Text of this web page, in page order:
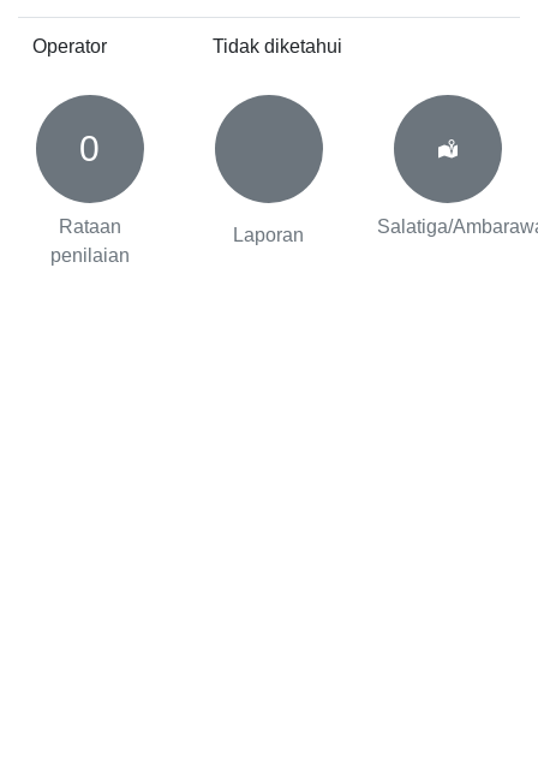
Operator Tidak diketahui
0
Rataan
penilaian
Laporan Salatiga/